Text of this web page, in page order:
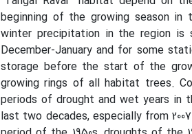
beginning of the growing season
winter precipitation in the region is
December-January and for some
storage before the start of the
growing rings of all habitat trees.
periods of drought and wet years in
last two decades, especially from